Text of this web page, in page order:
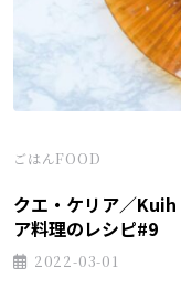
ごはんFOOD
クエ・ケリア／
ア料理のレシピ#9
2022-03-01